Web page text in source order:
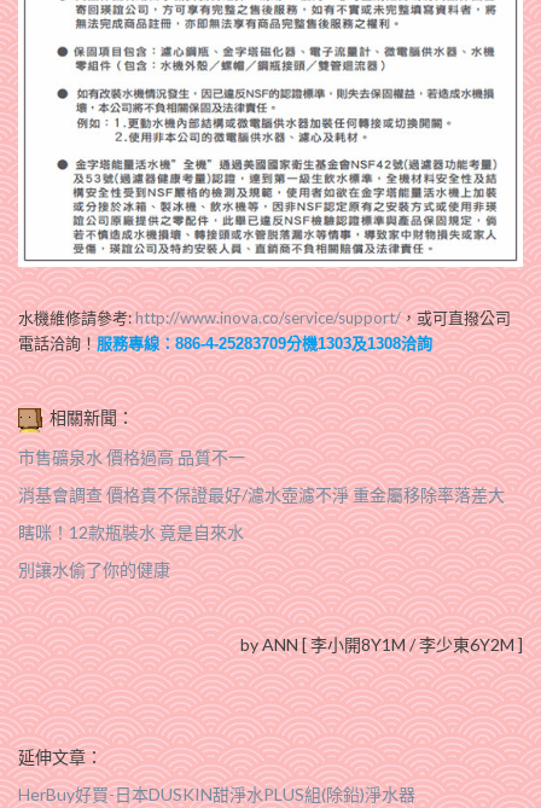
水機維修請參考:http://www.inova.co/service/support/，或可直撥公司
電話洽詢！服務專線：886-4-25283709分機1303及1308洽詢
相關新聞：
市售礦泉水 價格過高 品質不一
消基會調查 價格貴不保證最好/濾水壺濾不淨 重金屬移除率落差大
瞎咪！12款瓶裝水 竟是自來水
別讓水偷了你的健康
by ANN [ 李小開8Y1M / 李少東6Y2M ]
延伸文章：
HerBuy好買-日本DUSKIN甜淨水PLUS組(除鉛)淨水器